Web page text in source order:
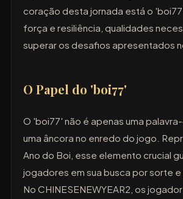
coração desta jornada está o
força e resiliência, qualidades
superar os desafios apresentados
O Papel do 'boi77'
O 'boi77' não é apenas uma
uma âncora no enredo do jogo.
Ano do Boi, esse elemento crucial
jogadores em sua busca por sorte
No CHINESENEWYEAR2, os